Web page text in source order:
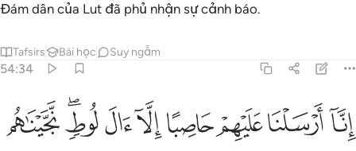
Đám dân của Lut đã phủ nhận sự cảnh báo.
Tafsirs Bài học Suy ngẫm
54:34
انا ارسلنا عليهم حاصبا الا ال لوط نجيناهم بسحر ٣٤
إِنَّآ أَرْسَلْنَا عَلَيْهِمْ حَاصِبًا إِلَّآ ءَالَ لُوطٍۢ ۖ نَّجَّيْنَـٰهُم بِسَحَرٍۢ ٣٤
ﱫﱬﱭﱮﱯﱰﱱﱲﱳ